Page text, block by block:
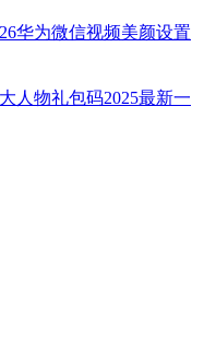
华为微信视频美颜设置
人物礼包码2025最新一